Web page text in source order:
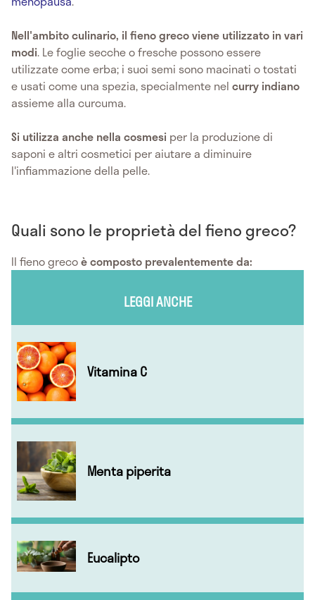
Nell'ambito culinario, il fieno greco viene utilizzato in vari
modi. Le foglie secche o fresche possono essere
utilizzate come erba; i suoi semi sono macinati o tostati
e usati come una spezia, specialmente nel curry indiano
assieme alla curcuma.
Si utilizza anche nella cosmesi per la produzione di
saponi e altri cosmetici per aiutare a diminuire
l'infiammazione della pelle.
Quali sono le proprietà del fieno greco?
Il fieno grecoè composto prevalentemente da:
LEGGI ANCHE
Vitamina C
Menta piperita
Eucalipto